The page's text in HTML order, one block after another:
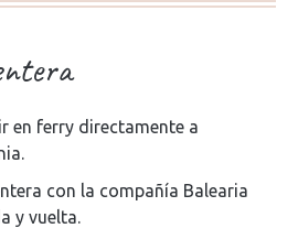
en ferry directamente a
con la compañía Balearia
y vuelta.